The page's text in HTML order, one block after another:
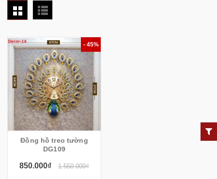
- 45%
Đồng hồ treo tường
DG109
850.000₫ 1.550.000₫